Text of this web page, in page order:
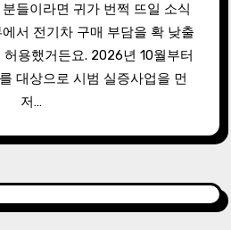
서 전기차 구매 부담을 확 낮출
용했거든요. 2026년 10월부터
대상으로 시범 실증사업을 먼
저…